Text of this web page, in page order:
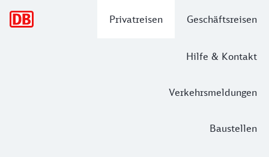
Privatreisen Geschäftsreisen
Hilfe & Kontakt
Verkehrsmeldungen
Baustellen